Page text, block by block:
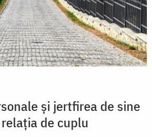
și jertfirea de sine
de cuplu